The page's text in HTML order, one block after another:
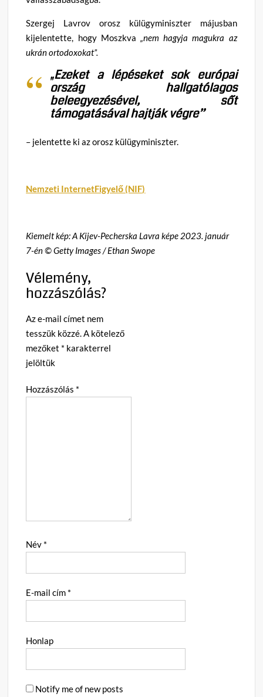
Szergej Lavrov orosz külügyminiszter májusban
kijelentette, hogy Moszkva „nem hagyja magukra az
ukrán ortodoxokat”.
„Ezeket a lépéseket sok európai
ország hallgatólagos
beleegyezésével, sőt
támogatásával hajtják végre”
– jelentette ki az orosz külügyminiszter.
Nemzeti InternetFigyelő (NIF)
Kiemelt kép: A Kijev-Pecherska Lavra képe 2023. január
7-én © Getty Images / Ethan Swope
Vélemény,
hozzászólás?
Az e-mail címet nem
tesszük közzé.A kötelező
mezőket * karakterrel
jelöltük
Hozzászólás *
Név *
E-mail cím *
Honlap
Notify me of new posts